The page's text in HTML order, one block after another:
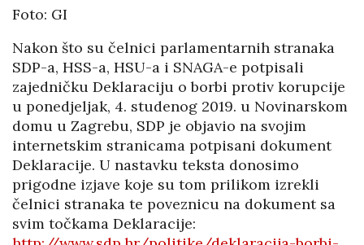
Foto: GI
Nakon što su čelnici parlamentarnih stranaka
SDP-a, HSS-a, HSU-a i SNAGA-e potpisali
zajedničku Deklaraciju o borbi protiv korupcije
u ponedjeljak, 4. studenog 2019. u Novinarskom
domu u Zagrebu, SDP je objavio na svojim
internetskim stranicama potpisani dokument
Deklaracije. U nastavku teksta donosimo
prigodne izjave koje su tom prilikom izrekli
čelnici stranaka te poveznicu na dokument sa
svim točkama Deklaracije: